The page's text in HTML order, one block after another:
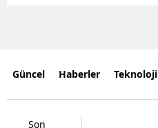
Güncel Haberler Teknoloji
Son